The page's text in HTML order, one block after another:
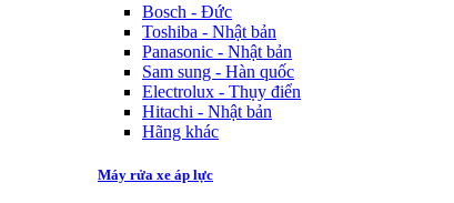
Bosch - Đức
Toshiba - Nhật bản
Panasonic - Nhật bản
Sam sung - Hàn quốc
Electrolux - Thụy điển
Hitachi - Nhật bản
Hãng khác
Máy rửa xe áp lực